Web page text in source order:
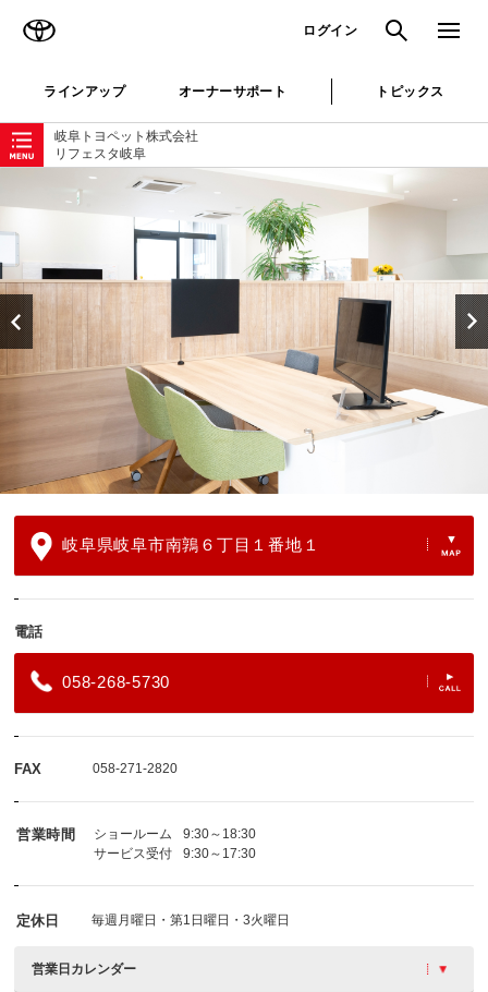
ログイン 検索 メニュ
ラインアップ オーナーサポート トピックス
岐阜トヨペット株式会社
リフェスタ岐阜
ローカルナビゲーション
岐阜県岐阜市南鶉６丁目１番地１
電話
058-268-5730
FAX 058-271-2820
営業時間 ショールーム
9:30～18:30
サービス受付
9:30～17:30
定休日 毎週月曜日・第1日曜日・3火曜日
営業日カレンダー